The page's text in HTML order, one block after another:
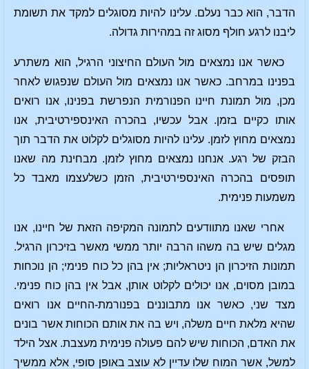
הדבר, הוא כבר נעלם. עלינו להיות מסוגלים למקד את תשומת
ליבנו לרגע חולף מסוג זה במהירות גדולה.
כאשר אנו נמצאים מול העולם החיצוני הרגיל, הוא משתרע
בפנינו במרחב. כאשר אנו נמצאים מול העולם שנפגוש לאחר
מכן, מול תמונת חיינו הפנורמית הנפרשת בפנינו, אנו רואים
אותו כקיים בזמן. אבל עכשיו, בהכרה האינספירטיבית, אנו
נמצאים מחוץ לזמן. עלינו להיות מסוגלים לקלוט את הדבר תוך
הבזק של רגע. אנחנו נמצאים מחוץ לזמן. מבחינת מה שאנו
תופסים בהכרה האינספירטיבית, הזמן כשלעצמו מאבד כל
משמעות פנימית.
אחרי שאנו מתוודעים לתמונה המקיפה הזאת של חיינו, אנו
מגלים שיש בה משהו הרבה יותר ממשי מאשר בזיכרון הרגיל.
תמונות הזיכרון הן ניטראליות; אין בהן כל כוח פנימי; הן נוכחות
במובן מסוים, אנו יכולים לקלוט אותן, אבל אין בהן כוח פנימי.
מצד שני, כאשר אנו מתבוננים בפנורמת-החיים אנו רואים
שהיא מלאת חיים משלה, ויש בה את אותם הכוחות אשר בונים
את האדם, הכוחות שיש להם פעולה פנימית מעצבת. אצל הילד
למשל, אשר המוח שלו עדיין לא עוצב באופן סופי, אלא ממשיך